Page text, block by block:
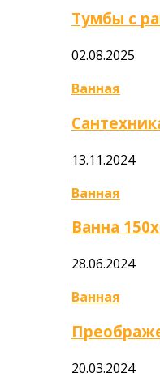
Тумбы с
02.08.2025
Ванная
13.11.2024
Ванная
Ванна
28.06.2024
Ванная
20.03.2024